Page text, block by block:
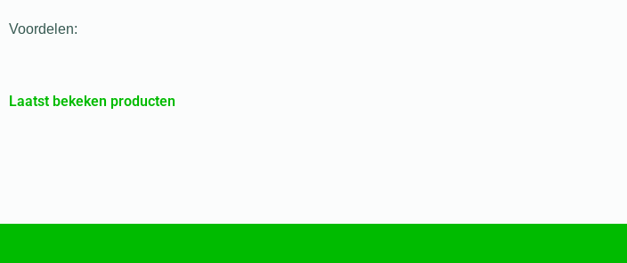
Voordelen:
Laatst bekeken producten